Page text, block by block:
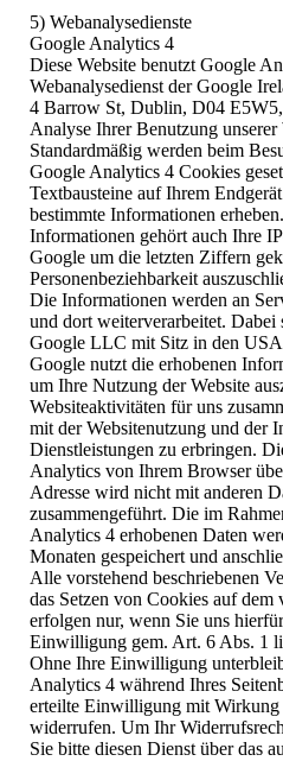
5) Webanalysedienste
Google Analytics 4
Diese Website benutzt Google
Webanalysedienst der Google
4 Barrow St, Dublin, D04
Analyse Ihrer Benutzung
Standardmäßig werden beim
Google Analytics 4 Cookies
Textbausteine auf Ihrem
bestimmte Informationen
Informationen gehört auch Ihre
Google um die letzten Ziffern
Personenbeziehbarkeit
Die Informationen werden an
und dort weiterverarbeitet.
Google LLC mit Sitz in den
Google nutzt die erhobenen
um Ihre Nutzung der Website
Websiteaktivitäten für uns
mit der Websitenutzung und der
Dienstleistungen zu erbringen.
Analytics von Ihrem Browser
Adresse wird nicht mit anderen
zusammengeführt. Die im
Analytics 4 erhobenen Daten
Monaten gespeichert und
Alle vorstehend beschriebenen
das Setzen von Cookies auf dem
erfolgen nur, wenn Sie uns
Einwilligung gem. Art. 6 Abs. 1
Ohne Ihre Einwilligung
Analytics 4 während Ihres
erteilte Einwilligung mit
widerrufen. Um Ihr
Sie bitte diesen Dienst über das